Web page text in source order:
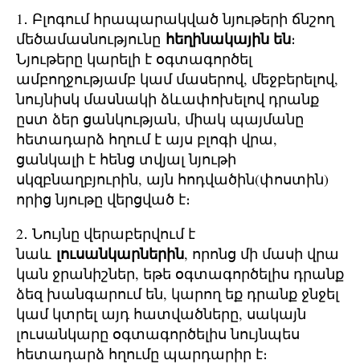
1․ Բլոգում հրապարակված նյութերի ճնշող
մեծամասնությունը հեղինակային են։
Նյութերը կարելի է օգտագործել
ամբողջությամբ կամ մասերով, մեջբերելով,
նույնիսկ մասնակի ձևափոխելով դրանք
ըստ ձեր ցանկության, միակ պայմանը
հետադարձ հղում է այս բլոգի վրա,
ցանկալի է հենց տվյալ նյութի
սկզբնաղբյուրին, այն հոդվածին(փոստին)
որից նյութը վերցված է։
2․ Նույնը վերաբերվում է
նաև լուսանկարներին, որոնց մի մասի վրա
կան ջրանիշներ, եթե օգտագործելիս դրանք
ձեզ խանգարում են, կարող եք դրանք ջնջել
կամ կտրել այդ հատվածները, սակայն
լուսանկարը օգտագործելիս նույնպես
հետադարձ հղումը պարդարիր է։